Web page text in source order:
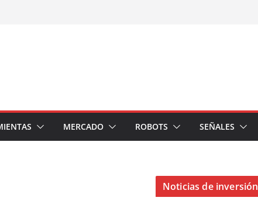
MERCADO ROBOTS SEÑALES
Noticias de inversión